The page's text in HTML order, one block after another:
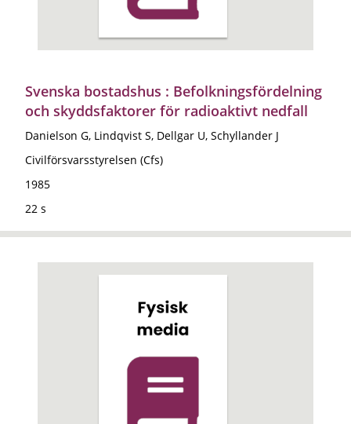
Svenska bostadshus : Befolkningsfördelning
och skyddsfaktorer för radioaktivt nedfall
Danielson G, Lindqvist S, Dellgar U, Schyllander J
Civilförsvarsstyrelsen (Cfs)
1985
22 s